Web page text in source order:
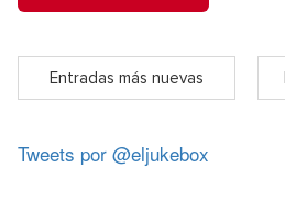
Entradas más nuevas
Tweets por @eljukebox